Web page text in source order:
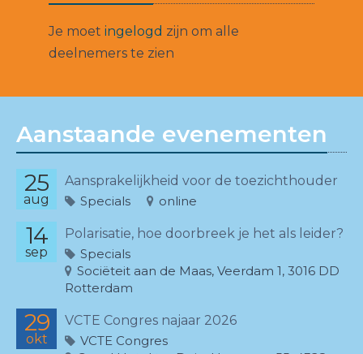
Je moet ingelogd zijn om alle
deelnemers te zien
Aanstaande evenementen
25
aug
Aansprakelijkheid voor de toezichthouder
Specials
online
14
sep
Polarisatie, hoe doorbreek je het als leider?
Specials
Sociëteit aan de Maas, Veerdam 1, 3016 DD
Rotterdam
29
okt
VCTE Congres najaar 2026
VCTE Congres